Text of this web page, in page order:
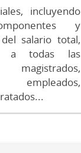
incluyendo
y
salario total,
a todas las